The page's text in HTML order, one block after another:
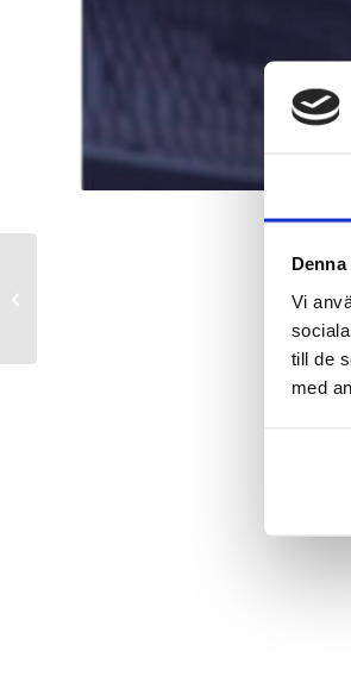
Vi
till de
med